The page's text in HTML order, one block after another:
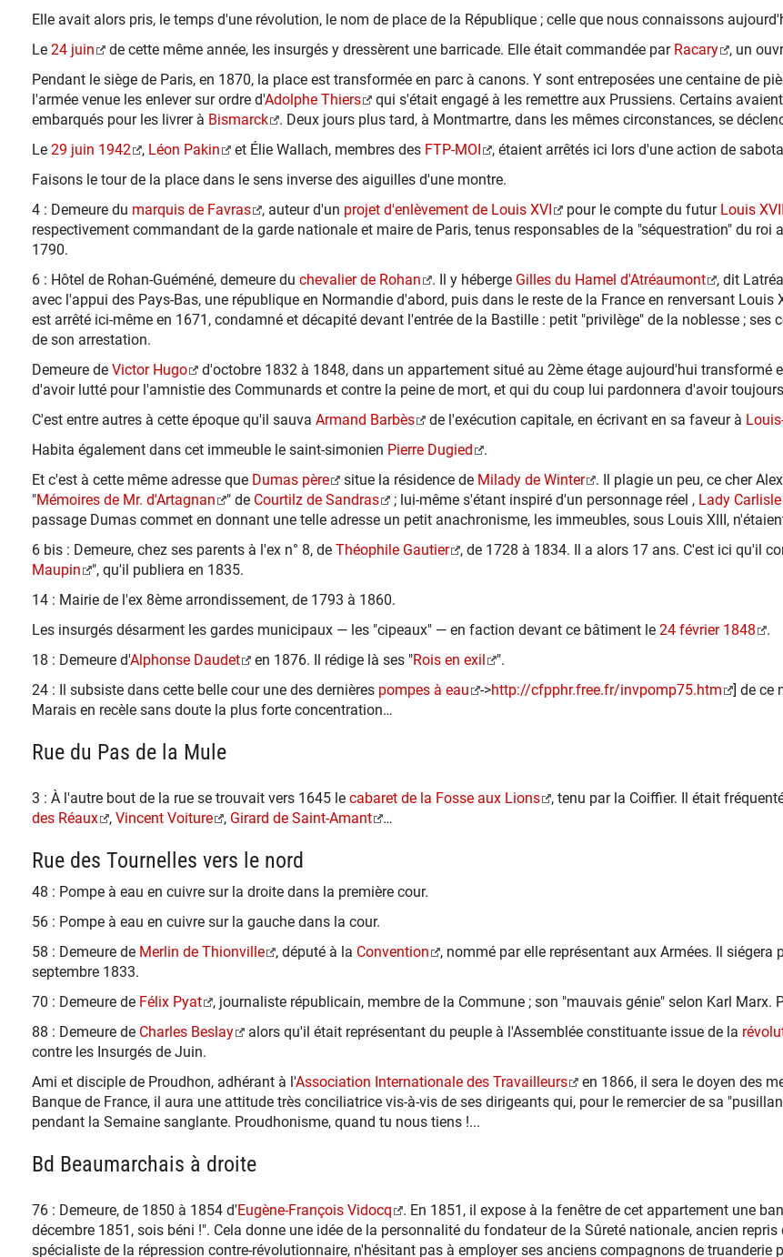
Elle avait alors pris, le temps d'une révolution, le nom de place de la République ; celle que nous connaissons
Le 24 juin de cette même année, les insurgés y dressèrent une barricade. Elle était commandée par Racary
, un
Pendant le siège de Paris, en 1870, la place est transformée en parc à canons. Y sont entreposées une centaine de
l'armée venue les enlever sur ordre d'Adolphe Thiers
qui s'était engagé à les remettre aux Prussiens. Certains
embarqués pour les livrer à Bismarck . Deux jours plus tard, à Montmartre, dans les mêmes circonstances, se
Le 29 juin 1942 , Léon Pakin et Élie Wallach, membres des FTP-MOI
, étaient arrêtés ici lors d'une action de
Faisons le tour de la place dans le sens inverse des aiguilles d'une montre.
4 : Demeure du marquis de Favras , auteur d'un projet d'enlèvement de Louis XVI pour le compte du futur Louis XVIII
respectivement commandant de la garde nationale et maire de Paris, tenus responsables de la "séquestration" du roi
1790.
6 : Hôtel de Rohan-Guéméné, demeure du chevalier de Rohan . Il y héberge Gilles du Hamel d'Atréaumont
, dit
avec l'appui des Pays-Bas, une république en Normandie d'abord, puis dans le reste de la France en renversant Louis
est arrêté ici-même en 1671, condamné et décapité devant l'entrée de la Bastille : petit "privilège" de la noblesse ;
de son arrestation.
Demeure de Victor Hugo
d'octobre 1832 à 1848, dans un appartement situé au 2ème étage aujourd'hui transformé
d'avoir lutté pour l'amnistie des Communards et contre la peine de mort, et qui du coup lui pardonnera d'avoir
C'est entre autres à cette époque qu'il sauva Armand Barbès de l'exécution capitale, en écrivant en sa faveur à
Habita également dans cet immeuble le saint-simonien Pierre Dugied
.
Et c'est à cette même adresse que Dumas père situe la résidence de Milady de Winter . Il plagie un peu, ce cher
"Mémoires de Mr. d'Artagnan " de Courtilz de Sandras ; lui-même s'étant inspiré d'un personnage réel , Lady Carlisle
passage Dumas commet en donnant une telle adresse un petit anachronisme, les immeubles, sous Louis XIII,
6 bis : Demeure, chez ses parents à l'ex n° 8, de Théophile Gautier , de 1728 à 1834. Il a alors 17 ans. C'est ici qu'il
Maupin
", qu'il publiera en 1835.
14 : Mairie de l'ex 8ème arrondissement, de 1793 à 1860.
Les insurgés désarment les gardes municipaux — les "cipeaux" — en faction devant ce bâtiment le 24 février 1848
.
18 : Demeure d'Alphonse Daudet en 1876. Il rédige là ses "Rois en exil
".
24 : Il subsiste dans cette belle cour une des dernières pompes à eau ->http://cfpphr.free.fr/invpomp75.htm
] de ce
Marais en recèle sans doute la plus forte concentration…
Rue du Pas de la Mule
3 : À l'autre bout de la rue se trouvait vers 1645 le cabaret de la Fosse aux Lions , tenu par la Coiffier. Il était
des Réaux
, Vincent Voiture , Girard de Saint-Amant …
Rue des Tournelles vers le nord
48 : Pompe à eau en cuivre sur la droite dans la première cour.
56 : Pompe à eau en cuivre sur la gauche dans la cour.
58 : Demeure de Merlin de Thionville , député à la Convention , nommé par elle représentant aux Armées. Il siégera
septembre 1833.
70 : Demeure de Félix Pyat
, journaliste républicain, membre de la Commune ; son "mauvais génie" selon Karl Marx.
88 : Demeure de Charles Beslay alors qu'il était représentant du peuple à l'Assemblée constituante issue de la
contre les Insurgés de Juin.
Ami et disciple de Proudhon, adhérant à l'Association Internationale des Travailleurs
en 1866, il sera le doyen des
Banque de France, il aura une attitude très conciliatrice vis-à-vis de ses dirigeants qui, pour le remercier de sa
pendant la Semaine sanglante. Proudhonisme, quand tu nous tiens !...
Bd Beaumarchais à droite
76 : Demeure, de 1850 à 1854 d'Eugène-François Vidocq
. En 1851, il expose à la fenêtre de cet appartement une
décembre 1851, sois béni !". Cela donne une idée de la personnalité du fondateur de la Sûreté nationale, ancien
spécialiste de la répression contre-révolutionnaire, n'hésitant pas à employer ses anciens compagnons de truanderie